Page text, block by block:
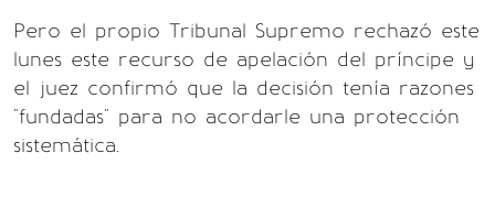
Pero el propio Tribunal Supremo rechazó este
lunes este recurso de apelación del príncipe y
el juez confirmó que la decisión tenía razones
"fundadas" para no acordarle una protección
sistemática.